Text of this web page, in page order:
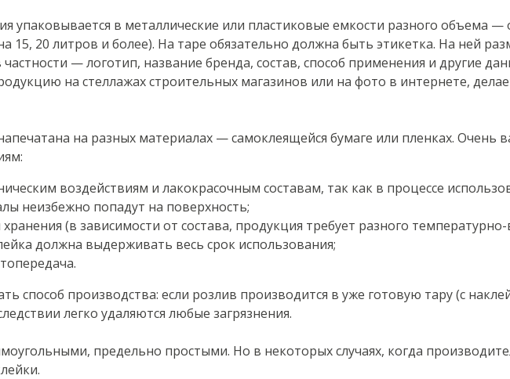
упаковывается в металлические или пластиковые емкости разного объема
20 литров и более). На таре обязательно должна быть этикетка. На ней
— логотип, название бренда, состав, способ применения и другие
на стеллажах строительных магазинов или на фото в интернете,
на разных материалах — самоклеящейся бумаге или пленках. Очень
воздействиям и лакокрасочным составам, так как в процессе
неизбежно попадут на поверхность;
(в зависимости от состава, продукция требует разного
должна выдерживать весь срок использования;
способ производства: если розлив производится в уже готовую тару (с
легко удаляются любые загрязнения.
предельно простыми. Но в некоторых случаях, когда